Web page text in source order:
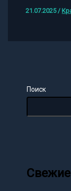
21.07.2025/
Поиск